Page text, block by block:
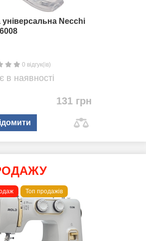
універсальна Necchi
0 відгук(ів)
в наявності
131 грн
Топ продажів